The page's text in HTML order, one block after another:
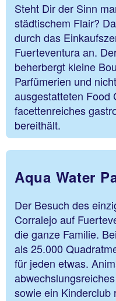
Steht Dir der Sinn
städtischem Flair?
durch das
Fuerteventura an.
beherbergt kleine
Parfümerien und
ausgestatteten Food
facettenreiches
bereithält.
Aqua Water
Der Besuch des
Corralejo auf
die ganze Familie.
als 25.000
für jeden etwas.
sowie ein Kinderclub